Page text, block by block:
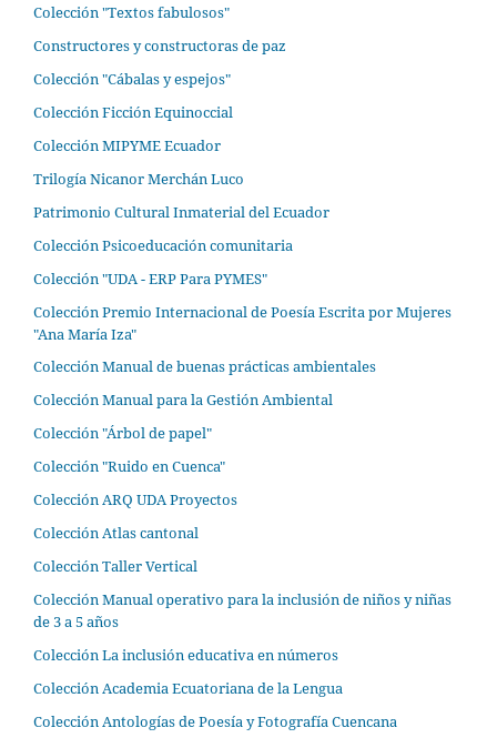
Colección "Textos fabulosos"
Constructores y constructoras de paz
Colección "Cábalas y espejos"
Colección Ficción Equinoccial
Colección MIPYME Ecuador
Trilogía Nicanor Merchán Luco
Patrimonio Cultural Inmaterial del Ecuador
Colección Psicoeducación comunitaria
Colección "UDA - ERP Para PYMES"
Colección Premio Internacional de Poesía Escrita por Mujeres
"Ana María Iza"
Colección Manual de buenas prácticas ambientales
Colección Manual para la Gestión Ambiental
Colección "Árbol de papel"
Colección "Ruido en Cuenca"
Colección ARQ UDA Proyectos
Colección Atlas cantonal
Colección Taller Vertical
Colección Manual operativo para la inclusión de niños y niñas
de 3 a 5 años
Colección La inclusión educativa en números
Colección Academia Ecuatoriana de la Lengua
Colección Antologías de Poesía y Fotografía Cuencana